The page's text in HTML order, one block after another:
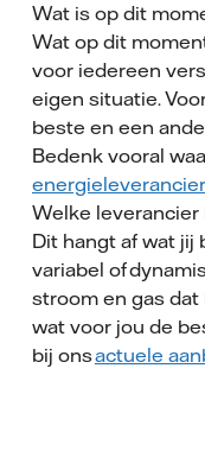
Wat is op dit
Wat op dit
voor iedereen
eigen situatie.
beste en een
Bedenk vooral
Welke
Dit hangt af wat jij
variabel of
stroom en gas dat
wat voor jou de
bij onsactuele